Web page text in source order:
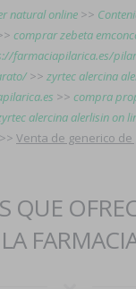
natural online >>
comprar zebeta
farmaciapilarica.es/
>> zyrtec alercina
>> compra
alercina alerlisin on
>> Venta de generico de
QUE
LA